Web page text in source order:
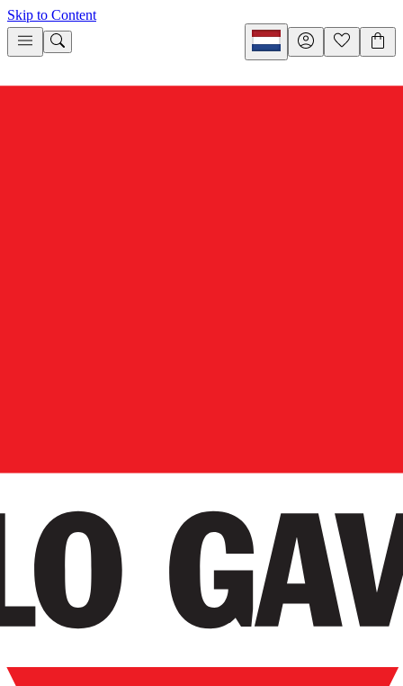
Skip to Content